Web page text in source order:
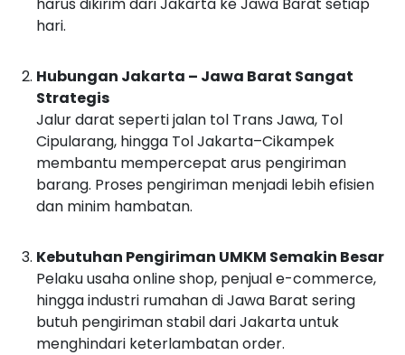
hari.
Hubungan Jakarta – Jawa Barat Sangat
Strategis
Jalur darat seperti jalan tol Trans Jawa, Tol
Cipularang, hingga Tol Jakarta–Cikampek
membantu mempercepat arus pengiriman
barang. Proses pengiriman menjadi lebih efisien
dan minim hambatan.
Kebutuhan Pengiriman UMKM Semakin Besar
Pelaku usaha online shop, penjual e-commerce,
hingga industri rumahan di Jawa Barat sering
butuh pengiriman stabil dari Jakarta untuk
menghindari keterlambatan order.